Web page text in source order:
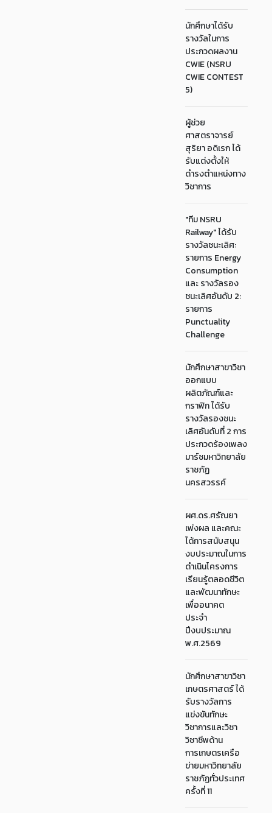
นักศึกษาได้รับ
รางวัลในการ
ประกวดผลงาน
CWIE (NSRU
CWIE CONTEST
5)
ผู้ช่วย
ศาสตราจารย์
สุริยา อดิเรก ได้
รับแต่งตั้งให้
ดำรงตำแหน่งทาง
วิชาการ
"ทีม NSRU
Railway" ได้รับ
รางวัลชนะเลิศ:
รายการ Energy
Consumption
และ รางวัลรอง
ชนะเลิศอันดับ 2:
รายการ
Punctuality
Challenge
นักศึกษาสาขาวิชา
ออกแบบ
ผลิตภัณฑ์และ
กราฟิก ได้รับ
รางวัลรองชนะ
เลิศอันดับที่ 2 การ
ประกวดร้องเพลง
มาร์ชมหาวิทยาลัย
ราชภัฏ
นครสวรรค์
ผศ.ดร.ศรัณยา
เพ่งผล และคณะ
ได้การสนับสนุน
งบประมาณในการ
ดำเนินโครงการ
เรียนรู้ตลอดชีวิต
และพัฒนาทักษะ
เพื่ออนาคต
ประจำ
ปีงบประมาณ
พ.ศ.2569
นักศึกษาสาขาวิชา
เกษตรศาสตร์ ได้
รับรางวัลการ
แข่งขันทักษะ
วิชาการและวิชา
วิชาชีพด้าน
การเกษตรเครือ
ข่ายมหาวิทยาลัย
ราชภัฏทั่วประเทศ
ครั้งที่ 11